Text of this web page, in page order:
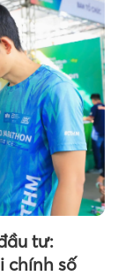
tư:
chính số